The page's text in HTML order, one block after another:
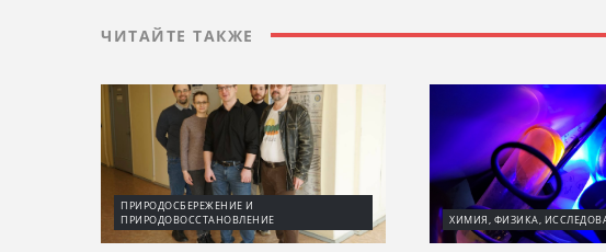
ЧИТАЙТЕ ТАКЖЕ
ПРИРОДОСБЕРЕЖЕНИЕ И
ПРИРОДОВОССТАНОВЛЕНИЕ
ХИМИЯ, ФИЗИКА,